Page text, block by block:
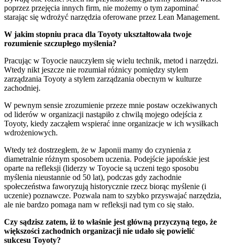
poprzez przejęcia innych firm, nie możemy o tym zapominać
starając się wdrożyć narzędzia oferowane przez Lean Management.
W jakim stopniu praca dla Toyoty ukształtowała twoje
rozumienie szczupłego myślenia?
Pracując w Toyocie nauczyłem się wielu technik, metod i narzędzi.
Wtedy nikt jeszcze nie rozumiał różnicy pomiędzy stylem
zarządzania Toyoty a stylem zarządzania obecnym w kulturze
zachodniej.
W pewnym sensie zrozumienie przeze mnie postaw oczekiwanych
od liderów w organizacji nastąpiło z chwilą mojego odejścia z
Toyoty, kiedy zacząłem wspierać inne organizacje w ich wysiłkach
wdrożeniowych.
Wtedy też dostrzegłem, że w Japonii mamy do czynienia z
diametralnie różnym sposobem uczenia. Podejście japońskie jest
oparte na refleksji (liderzy w Toyocie są uczeni tego sposobu
myślenia nieustannie od 50 lat), podczas gdy zachodnie
społeczeństwa faworyzują historycznie rzecz biorąc myślenie (i
uczenie) poznawcze. Pozwala nam to szybko przyswajać narzędzia,
ale nie bardzo pomaga nam w refleksji nad tym co się stało.
Czy sądzisz zatem, iż to właśnie jest główną przyczyną tego, że
większości zachodnich organizacji nie udało się powielić
sukcesu Toyoty?